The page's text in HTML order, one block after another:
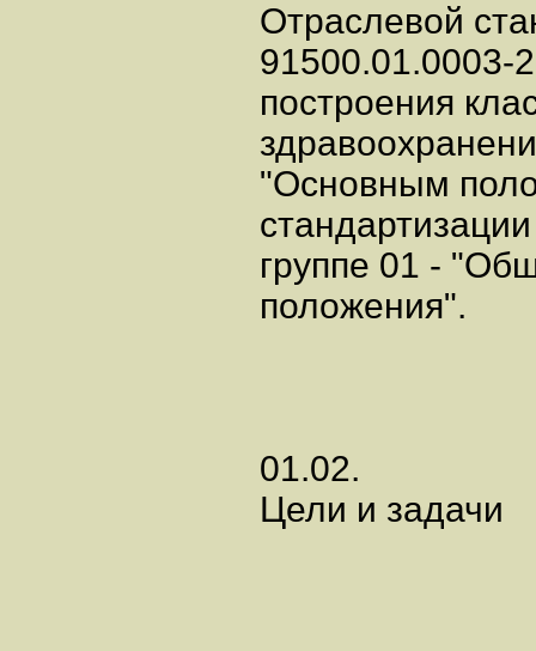
Отраслевой
91500.01.0003-
построения
"Основным
группе 01 -
положения".
01.02.
Цели и задачи